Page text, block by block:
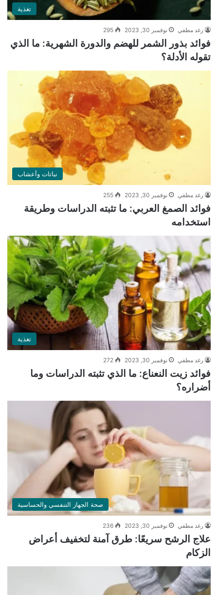
تغذية
رغد مطفي نوفمبر 30, 2023 295
فوائد بذور الشمر للهضم والدورة الشهرية: ما الذي
تقوله الأدلة؟
نباتات وأعشاب
رغد مطفي نوفمبر 30, 2023 255
فوائد الصمغ العربي: ما تثبته الدراسات وطريقة
استخدامه
تغذية
رغد مطفي نوفمبر 30, 2023 272
فوائد زيت النعناع: ما الذي تثبته الدراسات وما
أضراره؟
صحة الجهاز التنفسي والحساسية
رغد مطفي نوفمبر 30, 2023 236
علاج الرشح سريعًا: طرق آمنة لتخفيف أعراض
الزكام